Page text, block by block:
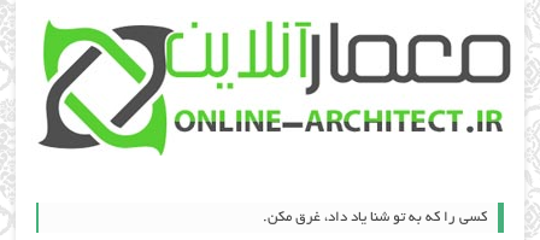
کسی را که به تو شنا یاد داد، غرق مکن.